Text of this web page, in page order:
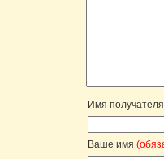
Имя
Ваше имя